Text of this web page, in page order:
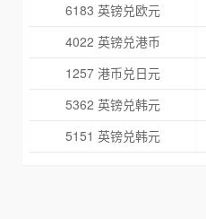
6183 英镑兑欧元
4022 英镑兑港币
1257 港币兑日元
5362 英镑兑韩元
5151 英镑兑韩元